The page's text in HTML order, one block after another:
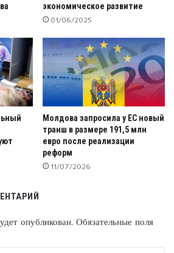
экономическое развитие
01/06/2025
Молдова запросила у ЕС новый
транш в размере 191,5 млн
евро после реализации
реформ
11/07/2026
опубликован. Обязательные поля